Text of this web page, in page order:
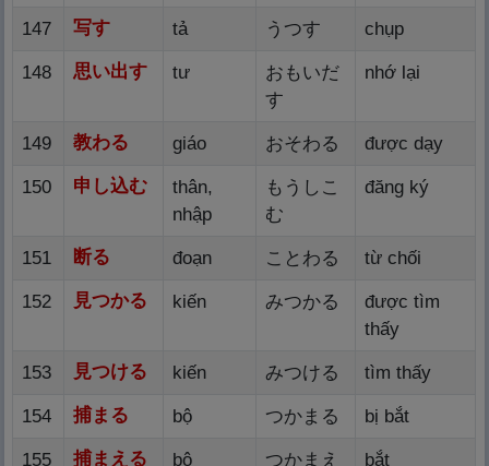
147 写す tả うつす chụp
148 思い出す tư
おもいだ
す
nhớ lại
149 教わる giáo おそわる được dạy
150 申 し込む
thân,
nhập
もうしこ
む
đăng ký
151 断る đoạn ことわる từ chối
152 見つかる kiến みつかる
được tìm
thấy
153 見つける kiến みつける tìm thấy
154 捕まる bộ つかまる bị bắt
155 捕まえる bộ
つかまえ
bắt